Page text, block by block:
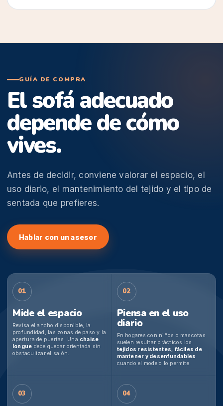
GUÍA DE COMPRA
El sofá adecuado
depende de cómo
vives.
Antes de decidir, conviene valorar el espacio, el
uso diario, el mantenimiento del tejido y el tipo de
sentada que prefieres.
Hablar con un asesor
01
Mide el espacio
Revisa el ancho disponible, la
profundidad, las zonas de paso y la
apertura de puertas. Una chaise
longue debe quedar orientada sin
obstaculizar el salón.
02
Piensa en el uso
diario
En hogares con niños o mascotas
suelen resultar prácticos los
tejidos resistentes, fáciles de
mantener y desenfundables
cuando el modelo lo permite.
03 04